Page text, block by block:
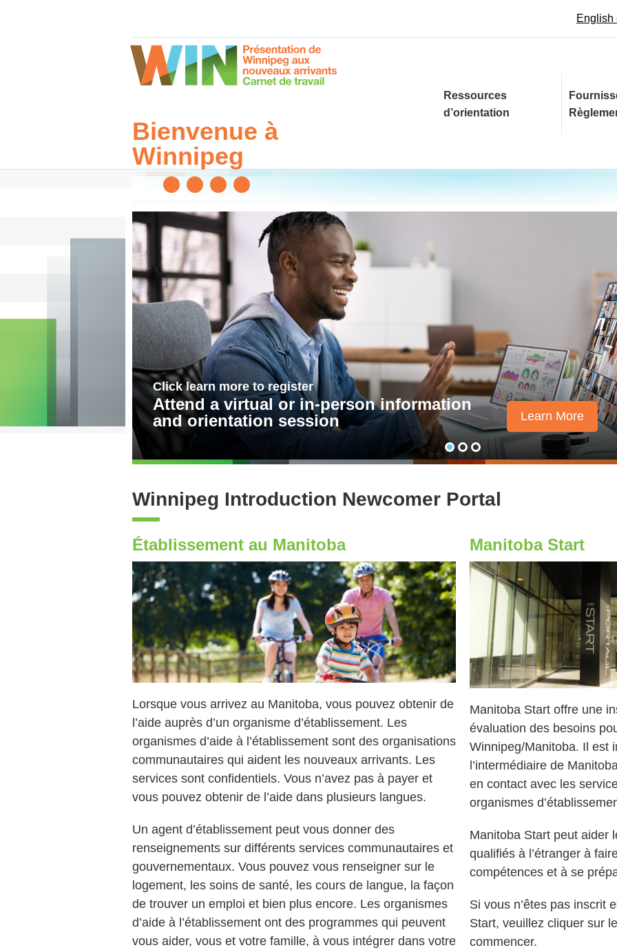
English
Bienvenue à
Winnipeg
Ressources
d’orientation
Winnipeg Newcomer
Manitoba Start is the first place to go when
you arrive in Winnipeg.
Learn More
Winnipeg Introduction Newcomer Portal
Établissement au Manitoba
Lorsque vous arrivez au Manitoba, vous pouvez obtenir de
l’aide auprès d’un organisme d’établissement. Les
organismes d’aide à l’établissement sont des organisations
communautaires qui aident les nouveaux arrivants. Les
services sont confidentiels. Vous n’avez pas à payer et
vous pouvez obtenir de l’aide dans plusieurs langues.
Un agent d’établissement peut vous donner des
renseignements sur différents services communautaires et
gouvernementaux. Vous pouvez vous renseigner sur le
logement, les soins de santé, les cours de langue, la façon
de trouver un emploi et bien plus encore. Les organismes
d’aide à l’établissement ont des programmes qui peuvent
vous aider, vous et votre famille, à vous intégrer dans votre
Manitoba Start
Manitoba Start offre une
évaluation des besoins
Winnipeg/Manitoba. Il est
l’intermédiaire de
en contact avec les
organismes
Manitoba Start peut aider
qualifiés à l’étranger à
compétences et à se
Si vous n’êtes pas inscrit
Start, veuillez cliquer sur
commencer.